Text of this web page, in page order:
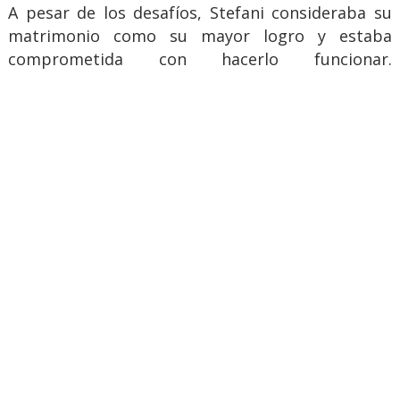
A pesar de los desafíos, Stefani consideraba su
matrimonio como su mayor logro y estaba
comprometida con hacerlo funcionar.